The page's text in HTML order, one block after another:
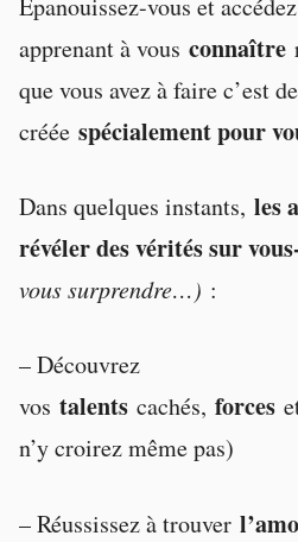
Épanouissez-vous et
apprenant à vous connaître
que vous avez à faire c’est
créée spécialement pour
Dans quelques instants, les
révéler des vérités sur
vous surprendre…) :
– Découvrez
vos talents cachés, forces
n’y croirez même pas)
– Réussissez à trouver